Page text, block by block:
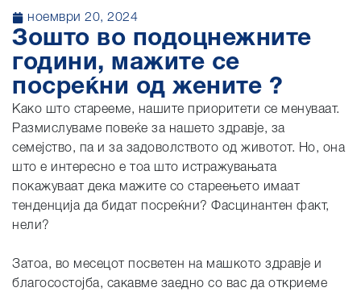
ноември 20, 2024
Зошто во подоцнежните
години, мажите се
посреќни од жените ?
Како што старееме, нашите приоритети се менуваат.
Размислуваме повеќе за нашето здравје, за
семејство, па и за задоволството од животот. Но, она
што е интересно е тоа што истражувањата
покажуваат дека мажите со стареењето имаат
тенденција да бидат посреќни? Фасцинантен факт,
нели?
Затоа, во месецот посветен на машкото здравје и
благосостојба, сакавме заедно со вас да откриеме